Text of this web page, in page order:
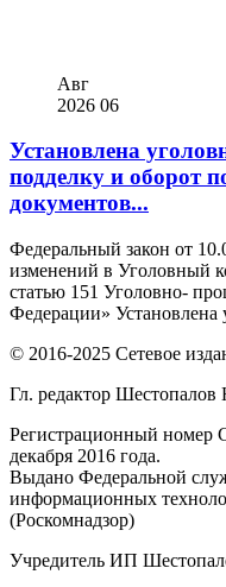
Авг
2026 06
Установлена
подделку и оборот
документов...
Федеральный закон от
изменений в Уголовный
статью 151 Уголовно-
Федерации» Установлена
© 2016-2025 Сетевое
Гл. редактор
Регистрационный
декабря 2016 года.
Выдано Федеральной
информационных
(Роскомнадзор)
Учредитель ИП